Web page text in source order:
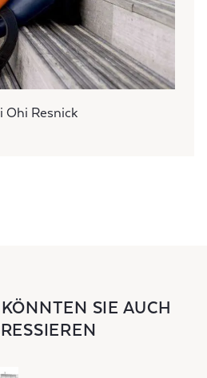
Ohi Resnick
SIE AUCH